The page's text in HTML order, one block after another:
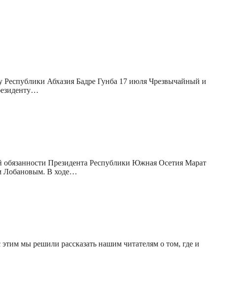
Абхазия Бадре Гунба 17 июля Чрезвычайный и
Президента Республики Южная Осетия Марат
Лобановым. В ходе…
мы решили рассказать нашим читателям о том, где и